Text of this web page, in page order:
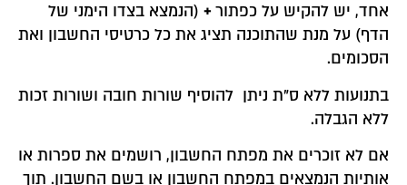
אחד, יש להקיש על כפתור+ (הנמצא בצדו הימני של
הדף) על מנת שהתוכנה תציג את כל כרטיסי החשבון ואת
הסכומים.
בתנועות ללא ס"ת ניתן להוסיף שורות חובה ושורות זכות
ללא הגבלה.
אם לא זוכרים את מפתח החשבון, רושמים את ספרות או
אותיות הנמצאים במפתח החשבון או בשם החשבון. תוך